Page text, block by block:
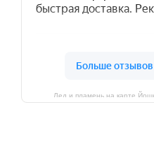
Лед и пламень на карте